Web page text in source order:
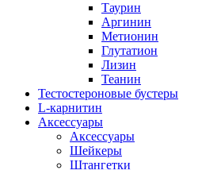
Таурин
Аргинин
Метионин
Глутатион
Лизин
Теанин
Тестостероновые бустеры
L-карнитин
Аксессуары
Аксессуары
Шейкеры
Штангетки